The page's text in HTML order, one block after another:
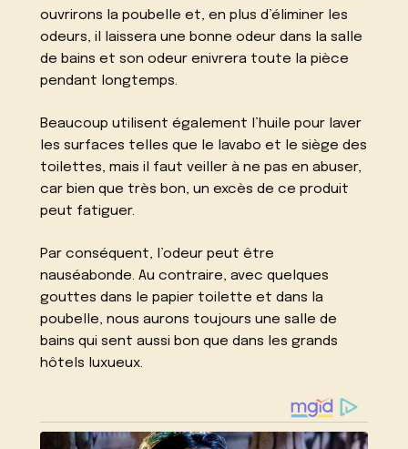
ouvrirons la poubelle et, en plus d’éliminer les
odeurs, il laissera une bonne odeur dans la salle
de bains et son odeur enivrera toute la pièce
pendant longtemps.
Beaucoup utilisent également l’huile pour laver
les surfaces telles que le lavabo et le siège des
toilettes, mais il faut veiller à ne pas en abuser,
car bien que très bon, un excès de ce produit
peut fatiguer.
Par conséquent, l’odeur peut être
nauséabonde. Au contraire, avec quelques
gouttes dans le papier toilette et dans la
poubelle, nous aurons toujours une salle de
bains qui sent aussi bon que dans les grands
hôtels luxueux.